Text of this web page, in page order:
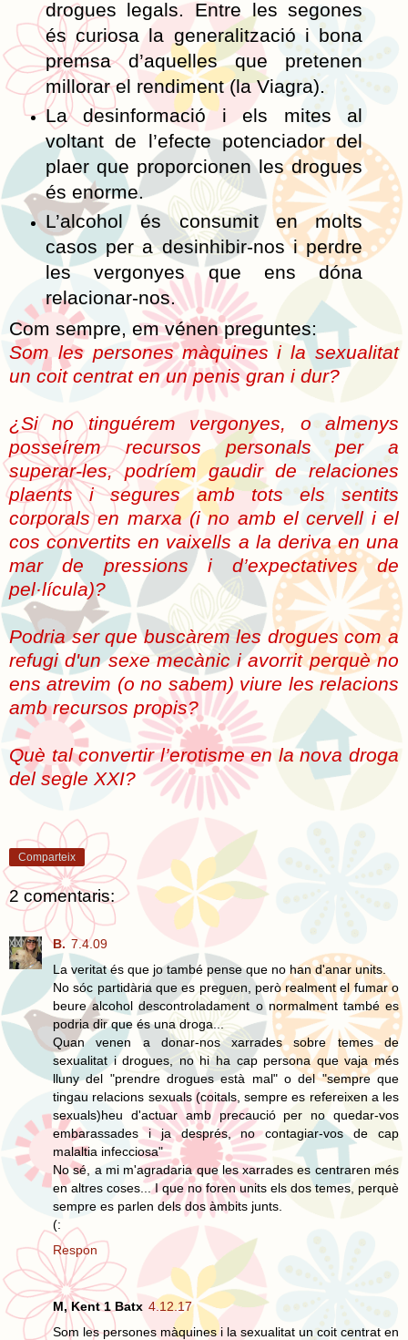
drogues legals. Entre les segones
és curiosa la generalització i bona
premsa d’aquelles que pretenen
millorar el rendiment (la Viagra).
La desinformació i els mites al
voltant de l’efecte potenciador del
plaer que proporcionen les drogues
és enorme.
L’alcohol és consumit en molts
casos per a desinhibir-nos i perdre
les vergonyes que ens dóna
relacionar-nos.
Com sempre, em vénen preguntes:
Som les persones màquines i la sexualitat
un coit centrat en un penis gran i dur?
¿Si no tinguérem vergonyes, o almenys
posseírem recursos personals per a
superar-les, podríem gaudir de relaciones
plaents i segures amb tots els sentits
corporals en marxa (i no amb el cervell i el
cos convertits en vaixells a la deriva en una
mar de pressions i d’expectatives de
pel·lícula)?
Podria ser que buscàrem les drogues com a
refugi d'un sexe mecànic i avorrit perquè no
ens atrevim (o no sabem) viure les relacions
amb recursos propis?
Què tal convertir l’erotisme en la nova droga
del segle XXI?
Comparteix
2 comentaris:
B. 7.4.09
La veritat és que jo també pense que no han d'anar units.
No sóc partidària que es preguen, però realment el fumar o
beure alcohol descontroladament o normalment també es
podria dir que és una droga...
Quan venen a donar-nos xarrades sobre temes de
sexualitat i drogues, no hi ha cap persona que vaja més
lluny del "prendre drogues està mal" o del "sempre que
tingau relacions sexuals (coitals, sempre es refereixen a les
sexuals)heu d'actuar amb precaució per no quedar-vos
embarassades i ja després, no contagiar-vos de cap
malaltia infecciosa"
No sé, a mi m'agradaria que les xarrades es centraren més
en altres coses... I que no foren units els dos temes, perquè
sempre es parlen dels dos àmbits junts.
(:
Respon
M, Kent 1 Batx 4.12.17
Som les persones màquines i la sexualitat un coit centrat en